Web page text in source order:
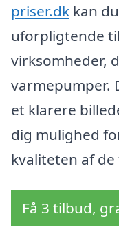
priser.dk kan
uforpligtende
virksomheder,
varmepumper.
et klarere
dig mulighed
kvaliteten af
Få 3 tilbud,